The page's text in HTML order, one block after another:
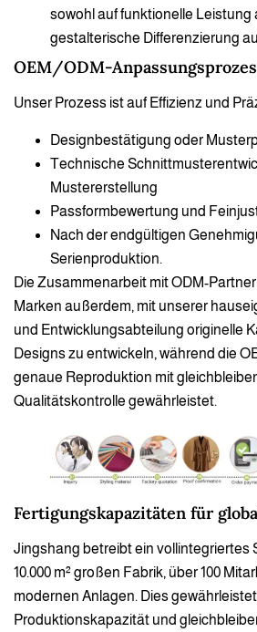
sowohl auf funktionelle Leistung
gestalterische Differenzierung
OEM/ODM-
Unser Prozess ist auf Effizienz und
Designbestätigung oder
Technische
Mustererstellung
Passformbewertung und
Nach der endgültigen
Serienproduktion.
Die Zusammenarbeit mit ODM-
Marken außerdem, mit unserer
und Entwicklungsabteilung originelle
Designs zu entwickeln, während die
genaue Reproduktion mit
Qualitätskontrolle gewährleistet.
Fertigungskapazitäten für
Jingshang betreibt ein vollintegriertes
10.000 m² großen Fabrik, über 100
modernen Anlagen. Dies
Produktionskapazität und